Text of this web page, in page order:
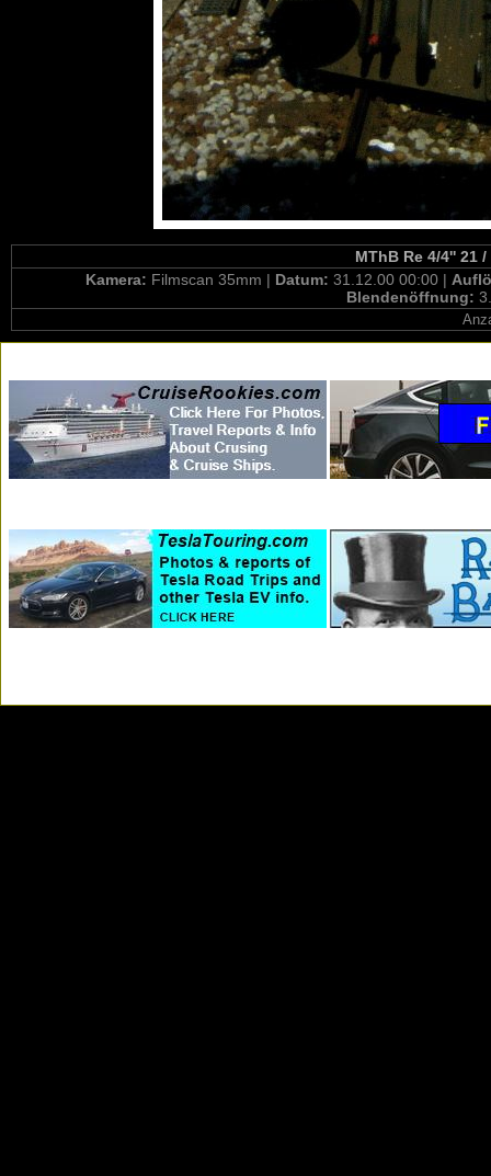
MThB Re 4/4'' 21
Kamera: Filmscan 35mm | Datum: 31.12.00 00:00 |
Blendenöffnung: